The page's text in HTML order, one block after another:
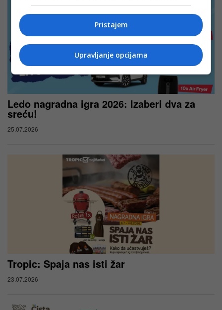
Ledo nagradna igra 2026: Izaberi dva za
sreću!
25.07.2026
Tropic: Spaja nas isti žar
23.07.2026
Pristajem
Upravljanje opcijama